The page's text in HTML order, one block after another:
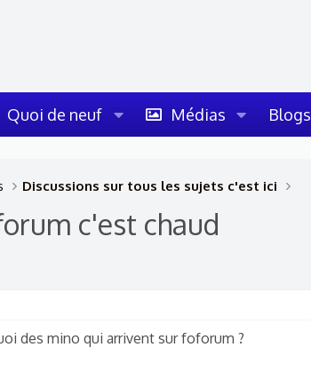
Quoi de neuf Médias Blogs
Discussions sur tous les sujets c'est ici
c'est chaud
des mino qui arrivent sur foforum ?